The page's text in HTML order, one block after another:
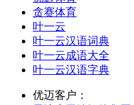
贪赛体育
叶一云
叶一云汉语词典
叶一云成语大全
叶一云汉语字典
优迈客户：